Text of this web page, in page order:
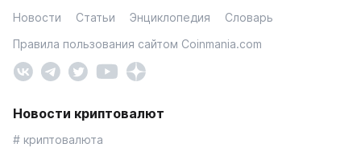
Новости Статьи Энциклопедия
Словарь
Правила пользования сайтом Coinmania.com
Новости криптовалют
# криптовалюта